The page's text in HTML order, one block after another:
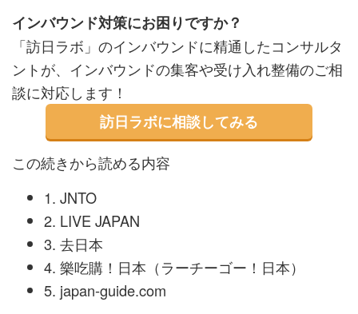
消費動向調査によれば、訪日外国人観光客は、訪日
観光の情報収集をスマホやパソコンを使ってホーム
ページから情報収集をする割合が高い傾向にありま
す。それでは、実際にはどのメ...
インバウンド対策にお困りですか？
「訪日ラボ」のインバウンドに精通したコンサルタ
ントが、インバウンドの集客や受け入れ整備のご相
談に対応します！
訪日ラボに相談してみる
この続きから読める内容
1. JNTO
2. LIVE JAPAN
3. 去日本
4. 樂吃購！日本（ラーチーゴー！日本）
5. japan-guide.com